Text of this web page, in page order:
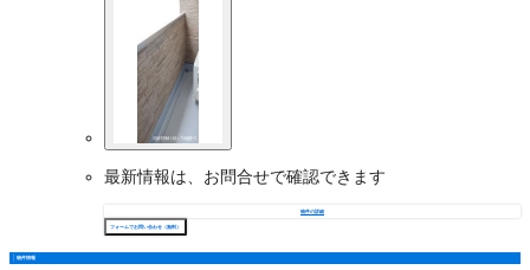
最新情報は、お問合せで確認できます
物件の詳細
フォームでお問い合わせ（無料）
物件情報